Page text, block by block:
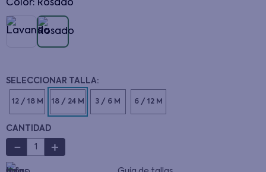
Color: rosado
12 / 18 M 18 / 24 M 3 / 6 M 6 / 12 M
CANTIDAD
＋
－